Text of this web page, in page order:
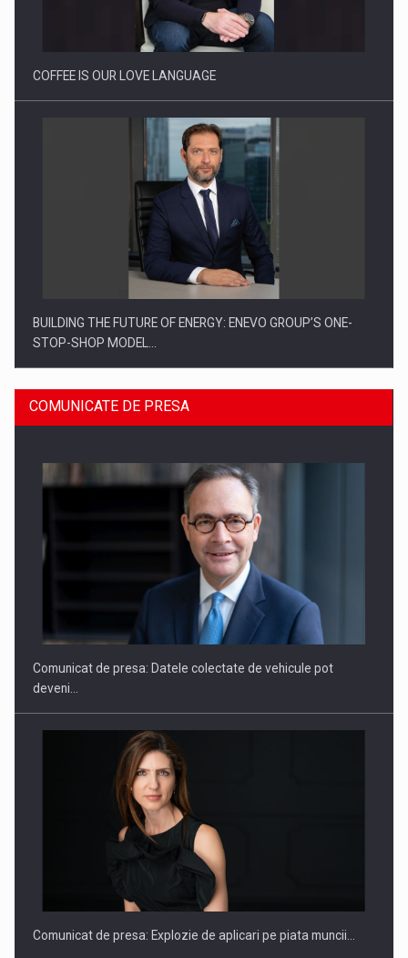
Proteinmaxxing and the Future of Protein Demand
COFFEE IS OUR LOVE LANGUAGE
BUILDING THE FUTURE OF ENERGY: ENEVO GROUP’S ONE-
STOP-SHOP MODEL…
ROOTED IN ROMANIA, BUILT TO DELIVER TECHNOLOGY FOR
PUTTING ROMANIAN CORPORATE COMPANIES ON THE
INTERNATIONAL BUSINESS SCENE
COMUNICATE DE PRESA
Comunicat de presa: Datele colectate de vehicule pot
deveni…
Comunicat de presa: Explozie de aplicari pe piata muncii…